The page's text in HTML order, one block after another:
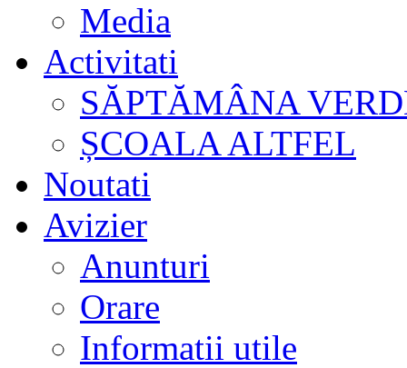
Media
Activitati
SĂPTĂMÂNA
ȘCOALA ALTFEL
Noutati
Avizier
Anunturi
Orare
Informatii utile